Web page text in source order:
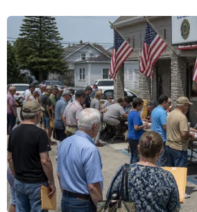
vong
11/06/2019
Theo dõi VietnamPlus
Vụ va chạm khiến cho xe máy
đầu xe tải, sau đó kéo lê 72,5m